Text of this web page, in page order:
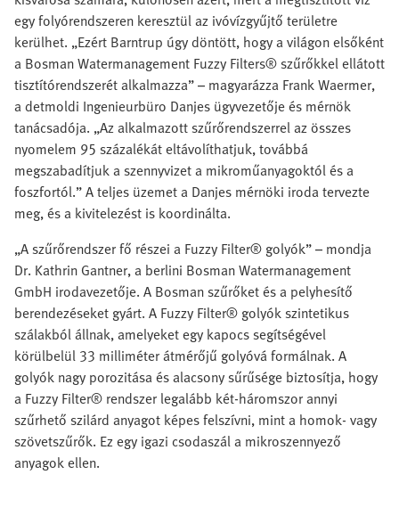
egy folyórendszeren keresztül az ivóvízgyűjtő területre
kerülhet. „Ezért Barntrup úgy döntött, hogy a világon elsőként
a Bosman Watermanagement Fuzzy Filters® szűrőkkel ellátott
tisztítórendszerét alkalmazza” – magyarázza Frank Waermer,
a detmoldi Ingenieurbüro Danjes ügyvezetője és mérnök
tanácsadója. „Az alkalmazott szűrőrendszerrel az összes
nyomelem 95 százalékát eltávolíthatjuk, továbbá
megszabadítjuk a szennyvizet a mikroműanyagoktól és a
foszfortól.” A teljes üzemet a Danjes mérnöki iroda tervezte
meg, és a kivitelezést is koordinálta.
„A szűrőrendszer fő részei a Fuzzy Filter® golyók” – mondja
Dr. Kathrin Gantner, a berlini Bosman Watermanagement
GmbH irodavezetője. A Bosman szűrőket és a pelyhesítő
berendezéseket gyárt. A Fuzzy Filter® golyók szintetikus
szálakból állnak, amelyeket egy kapocs segítségével
körülbelül 33 milliméter átmérőjű golyóvá formálnak. A
golyók nagy porozitása és alacsony sűrűsége biztosítja, hogy
a Fuzzy Filter® rendszer legalább két-háromszor annyi
szűrhető szilárd anyagot képes felszívni, mint a homok- vagy
szövetszűrők. Ez egy igazi csodaszál a mikroszennyező
anyagok ellen.